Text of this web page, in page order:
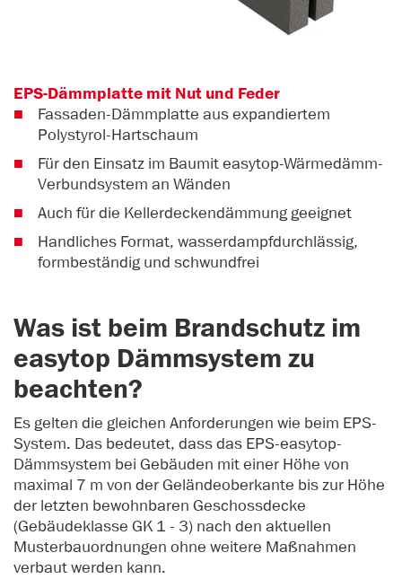
EPS-Dämmplatte mit Nut und Feder
Fassaden-Dämmplatte aus expandiertem
Polystyrol-Hartschaum
Für den Einsatz im Baumit easytop-Wärmedämm-
Verbundsystem an Wänden
Auch für die Kellerdeckendämmung geeignet
Handliches Format, wasserdampfdurchlässig,
formbeständig und schwundfrei
Was ist beim Brandschutz im
easytop Dämmsystem zu
beachten?
Es gelten die gleichen Anforderungen wie beim EPS-
System. Das bedeutet, dass das EPS-easytop-
Dämmsystem bei Gebäuden mit einer Höhe von
maximal 7 m von der Geländeoberkante bis zur Höhe
der letzten bewohnbaren Geschossdecke
(Gebäudeklasse GK 1 - 3) nach den aktuellen
Musterbauordnungen ohne weitere Maßnahmen
verbaut werden kann.